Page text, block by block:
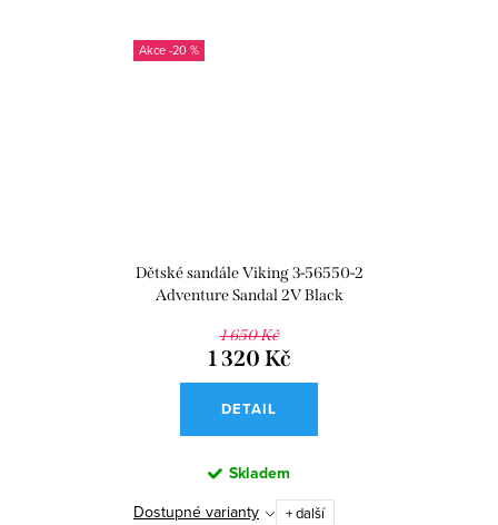
-20 %
Dětské sandále Viking 3-56550-2
Adventure Sandal 2V Black
1 650 Kč
1 320 Kč
DETAIL
Skladem
Dostupné varianty + další